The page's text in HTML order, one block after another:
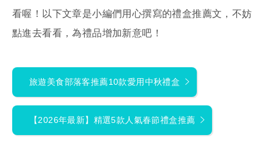
看喔！以下文章是小編們用心撰寫的禮盒推薦文，不妨
點進去看看，為禮品增加新意吧！
旅遊美食部落客推薦10款愛用中秋禮盒
【2026年最新】精選5款人氣春節禮盒推薦